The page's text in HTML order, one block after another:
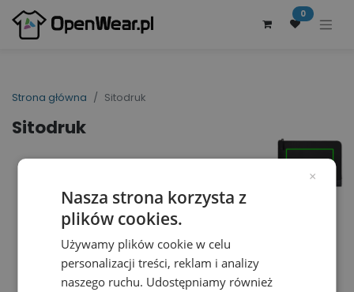
0
Strona główna Sitodruk
Sitodruk
×
Nasza strona korzysta z
plików cookies.
Używamy plików cookie w celu
personalizacji treści, reklam i analizy
naszego ruchu. Udostępniamy również